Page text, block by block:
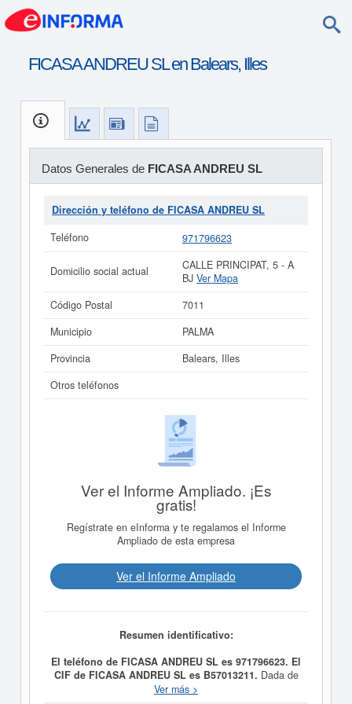
FICASA ANDREU SL en Balears, Illes
Datos Generales de FICASA ANDREU SL
Dirección y teléfono de FICASA ANDREU SL
Teléfono
971796623
Domicilio social actual
CALLE PRINCIPAT, 5 - A
BJ Ver Mapa
Código Postal
7011
Municipio
PALMA
Provincia
Balears, Illes
Otros teléfonos
Ver el Informe Ampliado. ¡Es
gratis!
Regístrate en eInforma y te regalamos el Informe
Ampliado de esta empresa
Ver el Informe Ampliado
Resumen identificativo:
El teléfono de FICASA ANDREU SL es 971796623. El
CIF de FICASA ANDREU SL es B57013211. Dada de
alta el día 16/04/2000, la empresa
Ver más >